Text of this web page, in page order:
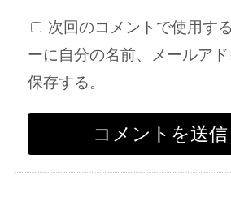
次回のコメントで使用す
ーに自分の名前、メールア
保存する。